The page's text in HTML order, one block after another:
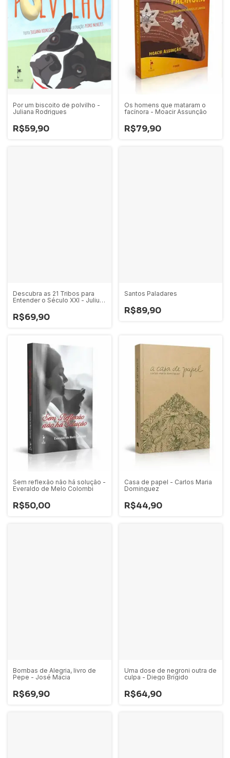
Por um biscoito de polvilho -
Juliana Rodrigues
R$59,90
Os homens que mataram o
facínora - Moacir Assunção
R$79,90
Descubra as 21 Tribos para
Entender o Século XXI - Julius
R$69,90
Santos Paladares
R$89,90
Sem reflexão não há solução -
Everaldo de Melo Colombi
R$50,00
Casa de papel - Carlos Maria
Dominguez
R$44,90
Bombas de Alegria, livro de
Pepe - José Macia
R$69,90
Uma dose de negroni outra de
culpa - Diego Brígido
R$64,90